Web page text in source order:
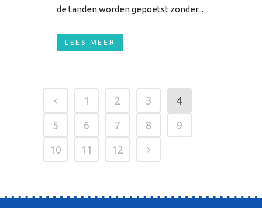
de tanden worden gepoetst zonder...
LEES MEER
1 2 3 4
5 6 7 8 9
10 11 12